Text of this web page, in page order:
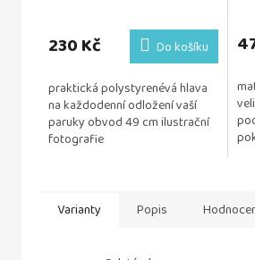
230 Kč Do košíku
praktická polystyrenévá hlava
na každodenní odložení vaší
paruky obvod 49 cm ilustrační
fotografie
Varianty
Popis